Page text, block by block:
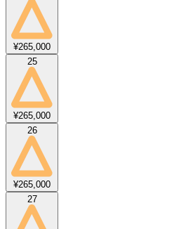
¥265,000
25
¥265,000
26
¥265,000
27